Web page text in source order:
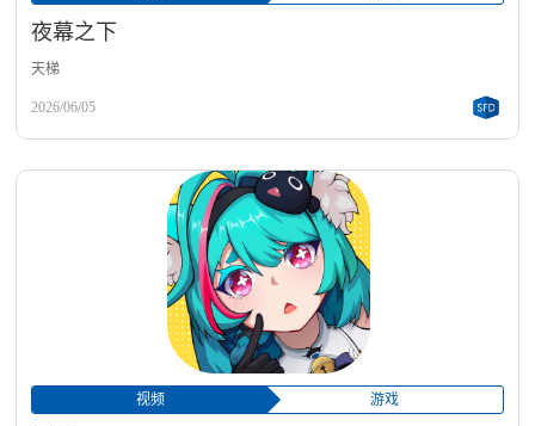
夜幕之下
天梯
2026/06/05
视频 游戏